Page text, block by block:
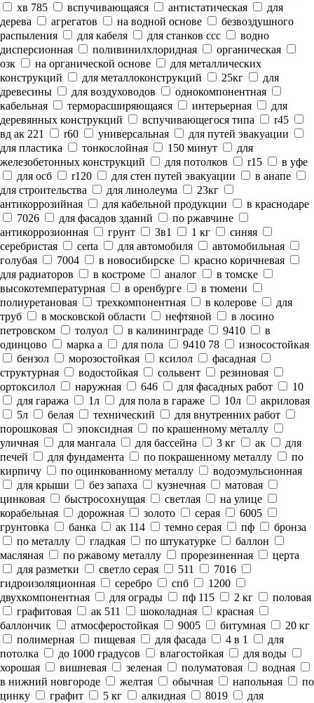
хв 785
вспучивающаяся антистатическая
для
дерева
агрегатов на водной основе
безвоздушного
распыления
для кабеля для станков ссс
водно
дисперсионная
поливинилхлоридная
органическая
озк
на органической основе
для металлических
конструкций
для металлоконструкций 25кг
для
древесины
для воздуховодов
однокомпонентная
кабельная
терморасширяющаяся интерьерная
для
деревянных конструкций
вспучивающегося типа
r45
вд ак 221
r60 универсальная
для путей эвакуации
для пластика
тонкослойная 150 минут
для
железобетонных конструкций
для потолков r15
в уфе
для осб
r120 для стен путей эвакуации
в анапе
для строительства
для линолеума
23кг
антикоррозийная
для кабельной продукции
в краснодаре
7026
для фасадов зданий
по ржавчине
антикоррозионная
грунт 3в1 1 кг
синяя
серебристая
certa для автомобиля
автомобильная
голубая
7004 в новосибирске
красно коричневая
для радиаторов
в костроме аналог
в томске
высокотемпературная
в оренбурге
в тюмени
полиуретановая
трехкомпонентная в колерове
для
труб
в московской области нефтяной
в лосино
петровском
толуол в калининграде 9410
в
одинцово
марка а для пола 9410 78
износостойкая
бензол
морозостойкая ксилол
фасадная
структурная
водостойкая сольвент
резиновая
ортоксилол
наружная 646 для фасадных работ
10
для гаража
1л для пола в гараже 10л
акриловая
5л
белая технический
для внутренних работ
порошковая
эпоксидная
по крашенному металлу
уличная
для мангала для бассейна 3 кг ак
для
печей
для фундамента по покрашенному металлу
по
кирпичу
по оцинкованному металлу
водоэмульсионная
для крыши
без запаха кузнечная
матовая
цинковая
быстросохнущая светлая
на улице
корабельная
дорожная золото серая
6005
грунтовка
банка ак 114 темно серая пф
бронза
по металлу
гладкая по штукатурке
баллон
масляная
по ржавому металлу прорезиненная
церта
для разметки
светло серая 511
7016
гидроизоляционная
серебро спб
1200
двухкомпонентная
для ограды пф 115 2 кг
половая
графитовая
ак 511 шоколадная
красная
баллончик
атмосферостойкая 9005 битумная
20 кг
полимерная
пищевая для фасада 4 в 1
для
потолка
до 1000 градусов влагостойкая
для воды
хорошая
вишневая зеленая полуматовая
водная
в нижний новгороде
желтая обычная напольная
по
цинку
графит 5 кг алкидная 8019
для